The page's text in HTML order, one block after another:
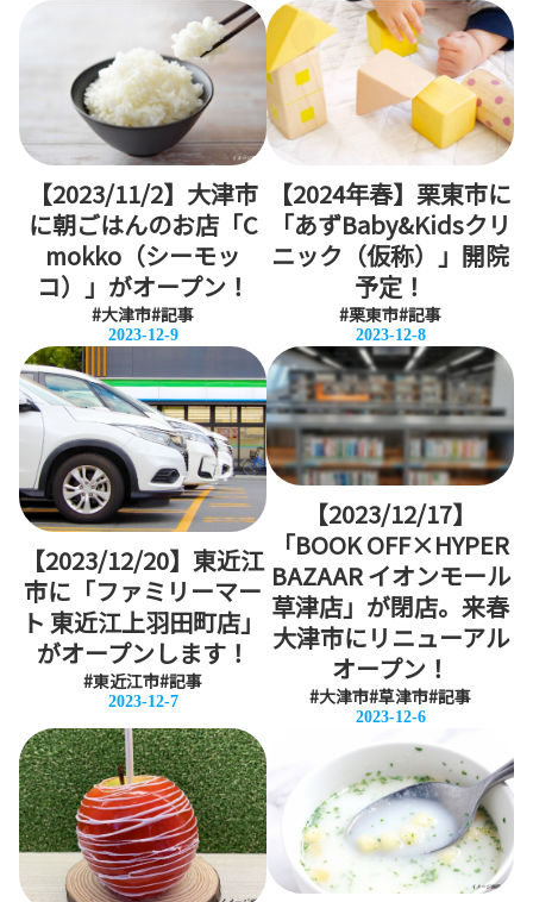
【2023/11/2】大津市
に朝ごはんのお店「C
mokko（シーモッ
コ）」がオープン！
#大津市#記事
2023-12-9
【2024年春】栗東市に
「あずBaby&Kidsクリ
ニック（仮称）」開院
予定！
#栗東市#記事
2023-12-8
【2023/12/20】東近江
市に「ファミリーマー
ト 東近江上羽田町店」
がオープンします！
#東近江市#記事
2023-12-7
【2023/12/17】
「BOOK OFF×HYPER
BAZAAR イオンモール
草津店」が閉店。来春
大津市にリニューアル
オープン！
#大津市#草津市#記事
2023-12-6